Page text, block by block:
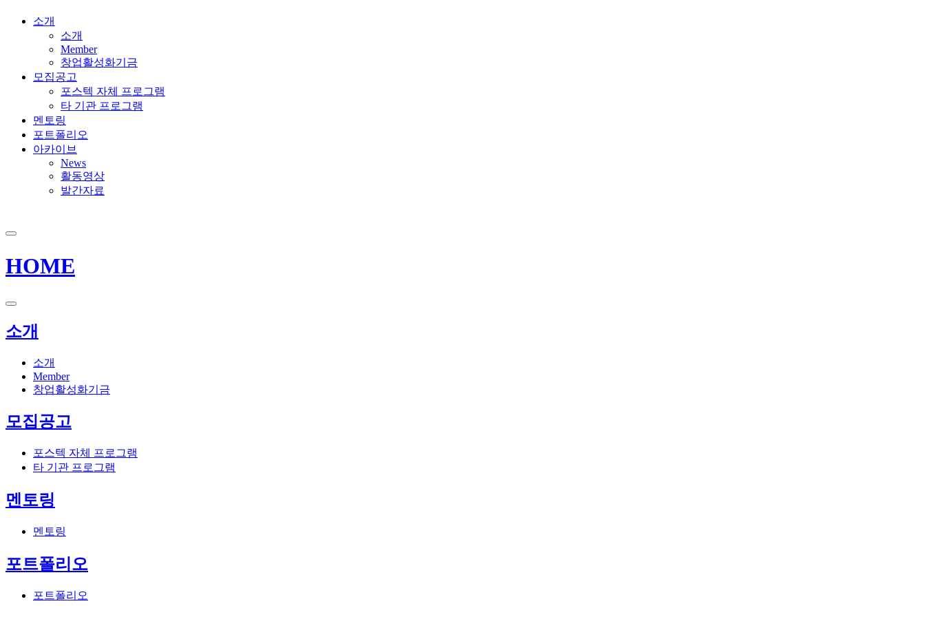
소개
소개
Member
창업활성화기금
모집공고
포스텍 자체 프로그램
타 기관 프로그램
멘토링
포트폴리오
아카이브
News
활동영상
발간자료
HOME
소개
소개
Member
창업활성화기금
모집공고
포스텍 자체 프로그램
타 기관 프로그램
멘토링
멘토링
포트폴리오
포트폴리오